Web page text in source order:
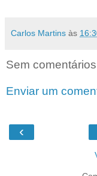
Carlos Martins às
Sem
Enviar um
‹